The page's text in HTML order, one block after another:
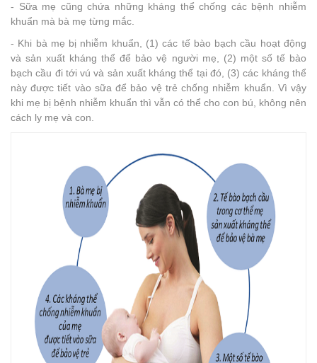
- Sữa mẹ cũng chứa những kháng thể chống các bệnh nhiễm
khuẩn mà bà mẹ từng mắc.
- Khi bà mẹ bị nhiễm khuẩn, (1) các tế bào bạch cầu hoạt động
và sản xuất kháng thể để bảo vệ người mẹ, (2) một số tế bào
bạch cầu đi tới vú và sản xuất kháng thể tại đó, (3) các kháng thể
này được tiết vào sữa để bảo vệ trẻ chống nhiễm khuẩn. Vì vậy
khi mẹ bị bệnh nhiễm khuẩn thì vẫn có thể cho con bú, không nên
cách ly mẹ và con.